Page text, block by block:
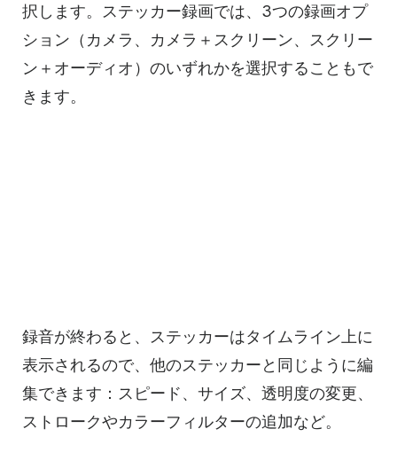
択します。ステッカー録画では、3つの録画オプ
ション（カメラ、カメラ＋スクリーン、スクリー
ン＋オーディオ）のいずれかを選択することもで
きます。
録音が終わると、ステッカーはタイムライン上に
表示されるので、他のステッカーと同じように編
集できます：スピード、サイズ、透明度の変更、
ストロークやカラーフィルターの追加など。